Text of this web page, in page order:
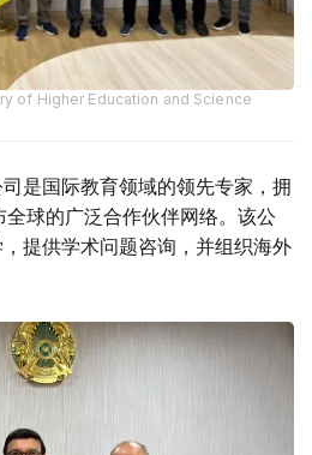
of Higher Education and Science
是国际教育领域的领先专家，拥
球的广泛合作伙伴网络。该公
提供学术问题咨询，并组织海外